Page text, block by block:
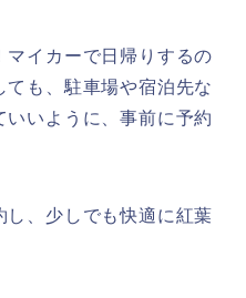
イカーで日帰りするの
ても、駐車場や宿泊先な
いいように、事前に予約
、少しでも快適に紅葉